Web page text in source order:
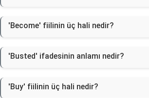
'Become' fiilinin üç hali nedir?
'Busted' ifadesinin anlamı nedir?
'Buy' fiilinin üç hali nedir?